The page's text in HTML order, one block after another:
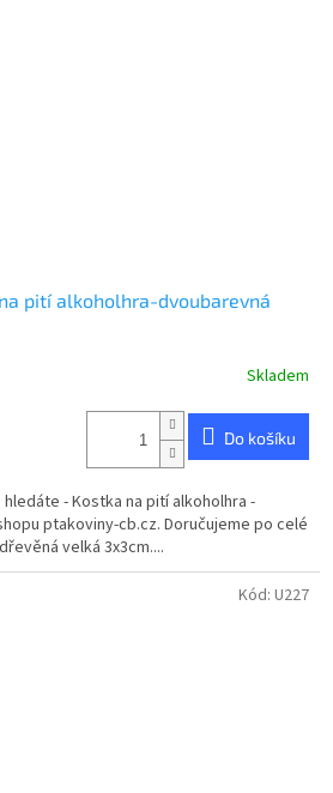
pití alkoholhra-dvoubarevná
Skladem
Do košíku
- Kostka na pití alkoholhra -
ptakoviny-cb.cz. Doručujeme po celé
velká 3x3cm....
Kód: U227